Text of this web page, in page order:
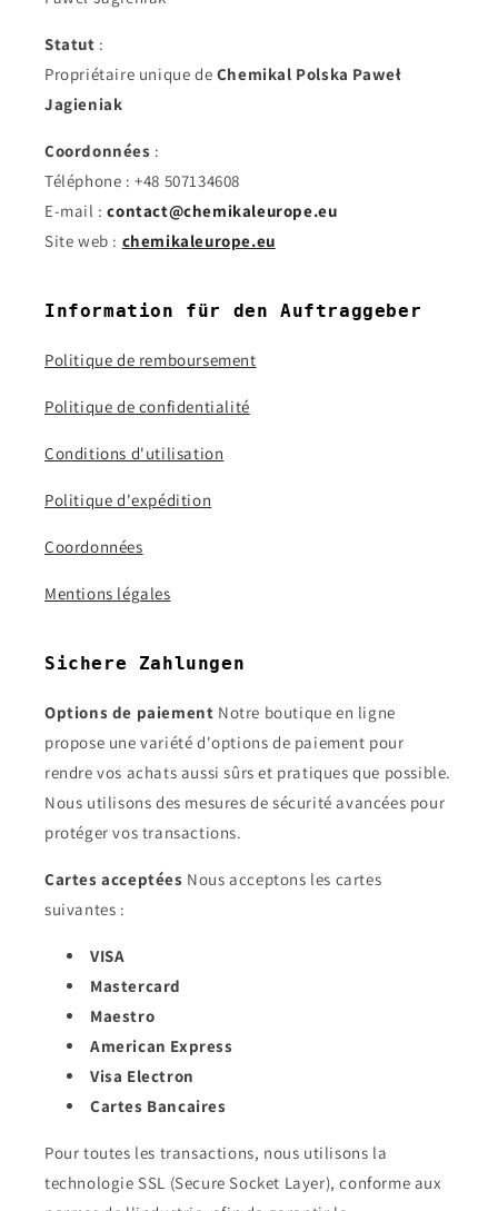
Statut :
Propriétaire unique de Chemikal Polska Paweł
Jagieniak
Coordonnées :
Téléphone : +48 507134608
E-mail :contact@chemikaleurope.eu
Site web : chemikaleurope.eu
Information für den Auftraggeber
Politique de remboursement
Politique de confidentialité
Conditions d'utilisation
Politique d'expédition
Coordonnées
Mentions légales
Sichere Zahlungen
Options de paiement Notre boutique en ligne
propose une variété d'options de paiement pour
rendre vos achats aussi sûrs et pratiques que possible.
Nous utilisons des mesures de sécurité avancées pour
protéger vos transactions.
Cartes acceptées Nous acceptons les cartes
suivantes :
VISA
Mastercard
Maestro
American Express
Visa Electron
Cartes Bancaires
Pour toutes les transactions, nous utilisons la
technologie SSL (Secure Socket Layer), conforme aux